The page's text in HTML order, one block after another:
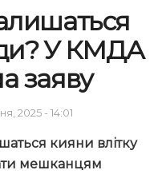
У КМДА
заяву
2025 - 14:01
кияни влітку
мешканцям